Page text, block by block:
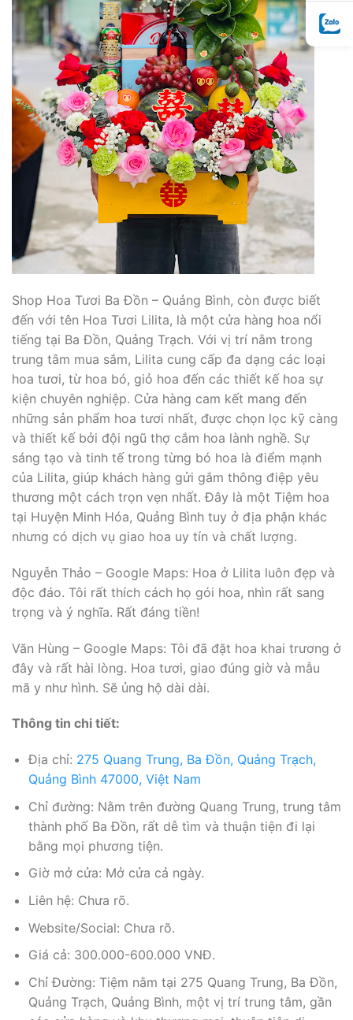
Shop Hoa Tươi Ba Đồn – Quảng Bình, còn được biết
đến với tên Hoa Tươi Lilita, là một cửa hàng hoa nổi
tiếng tại Ba Đồn, Quảng Trạch. Với vị trí nằm trong
trung tâm mua sắm, Lilita cung cấp đa dạng các loại
hoa tươi, từ hoa bó, giỏ hoa đến các thiết kế hoa sự
kiện chuyên nghiệp. Cửa hàng cam kết mang đến
những sản phẩm hoa tươi nhất, được chọn lọc kỹ càng
và thiết kế bởi đội ngũ thợ cắm hoa lành nghề. Sự
sáng tạo và tinh tế trong từng bó hoa là điểm mạnh
của Lilita, giúp khách hàng gửi gắm thông điệp yêu
thương một cách trọn vẹn nhất. Đây là một Tiệm hoa
tại Huyện Minh Hóa, Quảng Bình tuy ở địa phận khác
nhưng có dịch vụ giao hoa uy tín và chất lượng.
Nguyễn Thảo – Google Maps: Hoa ở Lilita luôn đẹp và
độc đáo. Tôi rất thích cách họ gói hoa, nhìn rất sang
trọng và ý nghĩa. Rất đáng tiền!
Văn Hùng – Google Maps: Tôi đã đặt hoa khai trương ở
đây và rất hài lòng. Hoa tươi, giao đúng giờ và mẫu
mã y như hình. Sẽ ủng hộ dài dài.
Thông tin chi tiết:
Địa chỉ: 275 Quang Trung, Ba Đồn, Quảng Trạch,
Quảng Bình 47000, Việt Nam
Chỉ đường: Nằm trên đường Quang Trung, trung tâm
thành phố Ba Đồn, rất dễ tìm và thuận tiện đi lại
bằng mọi phương tiện.
Giờ mở cửa: Mở cửa cả ngày.
Liên hệ: Chưa rõ.
Website/Social: Chưa rõ.
Giá cả: 300.000-600.000 VNĐ.
Chỉ Đường: Tiệm nằm tại 275 Quang Trung, Ba Đồn,
Quảng Trạch, Quảng Bình, một vị trí trung tâm, gần